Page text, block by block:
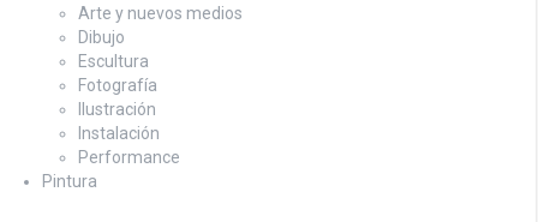
Arte y nuevos medios
Dibujo
Escultura
Fotografía
Ilustración
Instalación
Performance
Pintura